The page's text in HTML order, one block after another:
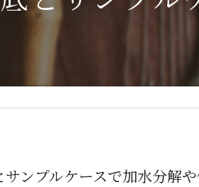
サンプルケースで加水分解